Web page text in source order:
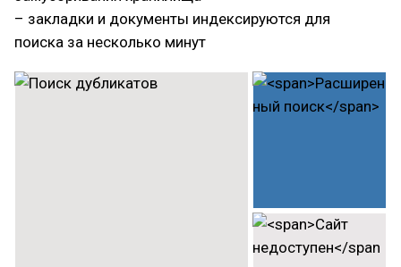
– закладки и документы индексируются для
поиска за несколько минут